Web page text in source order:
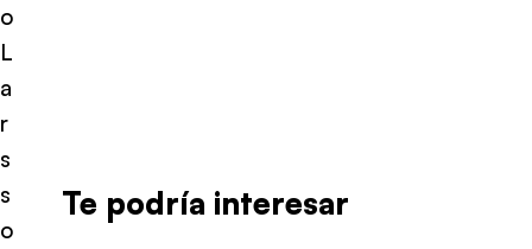
o
L
a
r
s
s
o
Te podría interesar